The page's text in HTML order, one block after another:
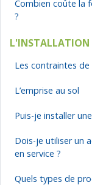
Combien coûte la
?
L'INSTALLATION
Les contraintes
L’emprise au sol
Puis-je installer
Dois-je utiliser un
en service ?
Quels types de